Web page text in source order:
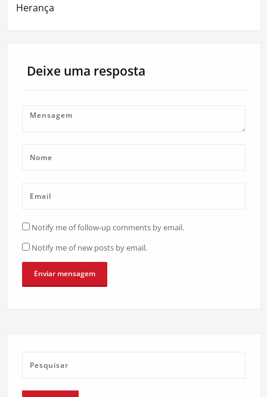
Herança
Deixe uma resposta
Notify me of follow-up comments by email.
Notify me of new posts by email.